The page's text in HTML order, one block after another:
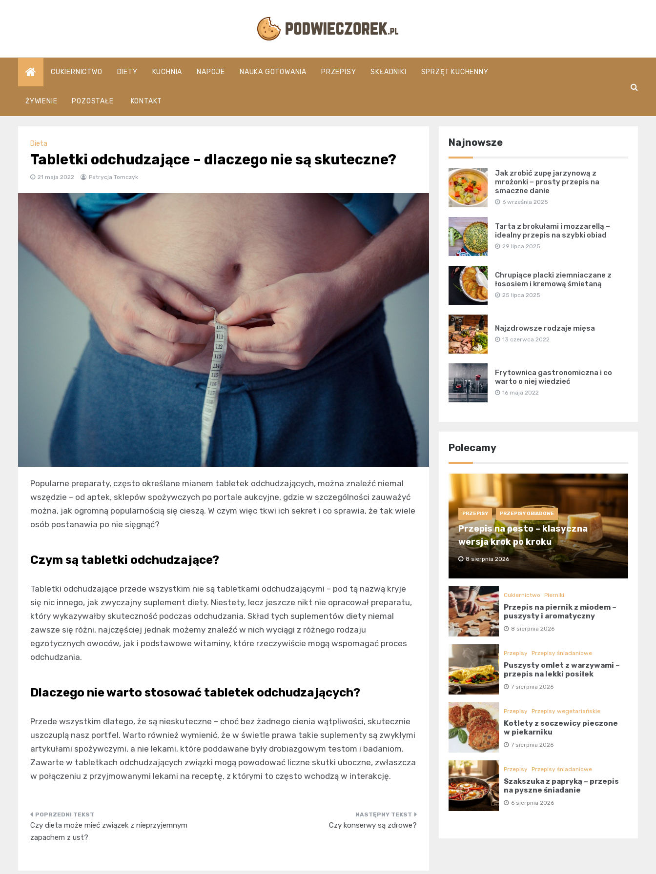
Podwieczorek.pl
CUKIERNICTWO DIETY KUCHNIA NAPOJE NAUKA GOTOWANIA PRZEPISY SKŁADNIKI SPRZĘT KUCHENNY
ŻYWIENIE POZOSTAŁE KONTAKT
Dieta
Tabletki odchudzające – dlaczego nie są skuteczne?
21 maja 2022 Patrycja Tomczyk
Popularne preparaty, często określane mianem tabletek odchudzających, można znaleźć niemal
wszędzie – od aptek, sklepów spożywczych po portale aukcyjne, gdzie w szczególności zauważyć
można, jak ogromną popularnością się cieszą. W czym więc tkwi ich sekret i co sprawia, że tak wiele
osób postanawia po nie sięgnąć?
Czym są tabletki odchudzające?
Tabletki odchudzające przede wszystkim nie są tabletkami odchudzającymi – pod tą nazwą kryje
się nic innego, jak zwyczajny suplement diety. Niestety, lecz jeszcze nikt nie opracował preparatu,
który wykazywałby skuteczność podczas odchudzania. Skład tych suplementów diety niemal
zawsze się różni, najczęściej jednak możemy znaleźć w nich wyciągi z różnego rodzaju
egzotycznych owoców, jak i podstawowe witaminy, które rzeczywiście mogą wspomagać proces
odchudzania.
Dlaczego nie warto stosować tabletek odchudzających?
Przede wszystkim dlatego, że są nieskuteczne – choć bez żadnego cienia wątpliwości, skutecznie
uszczuplą nasz portfel. Warto również wymienić, że w świetle prawa takie suplementy są zwykłymi
artykułami spożywczymi, a nie lekami, które poddawane były drobiazgowym testom i badaniom.
Zawarte w tabletkach odchudzających związki mogą powodować liczne skutki uboczne, zwłaszcza
w połączeniu z przyjmowanymi lekami na receptę, z którymi to często wchodzą w interakcję.
Nawigacja
wpisu
Czy dieta może mieć związek z nieprzyjemnym
zapachem z ust?
Czy konserwy są zdrowe?
Najnowsze
Jak zrobić zupę jarzynową z
mrożonki – prosty przepis na
smaczne danie
6 września 2025
Tarta z brokułami i mozzarellą –
idealny przepis na szybki obiad
29 lipca 2025
Chrupiące placki ziemniaczane z
łososiem i kremową śmietaną
25 lipca 2025
Najzdrowsze rodzaje mięsa
13 czerwca 2022
Frytownica gastronomiczna i co
warto o niej wiedzieć
16 maja 2022
Polecamy
PRZEPISY PRZEPISY OBIADOWE
Przepis na pesto – klasyczna
wersja krok po kroku
8 sierpnia 2026
Cukiernictwo Pierniki
Przepis na piernik z miodem –
puszysty i aromatyczny
8 sierpnia 2026
Przepisy Przepisy śniadaniowe
Puszysty omlet z warzywami –
przepis na lekki posiłek
7 sierpnia 2026
Przepisy Przepisy wegetariańskie
Kotlety z soczewicy pieczone
w piekarniku
7 sierpnia 2026
Przepisy Przepisy śniadaniowe
Szakszuka z papryką – przepis
na pyszne śniadanie
6 sierpnia 2026